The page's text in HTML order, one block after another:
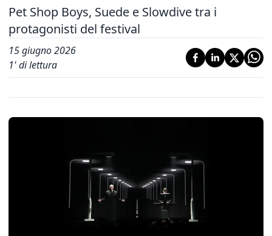
Pet Shop Boys, Suede e Slowdive tra i
protagonisti del festival
15 giugno 2026
1' di lettura